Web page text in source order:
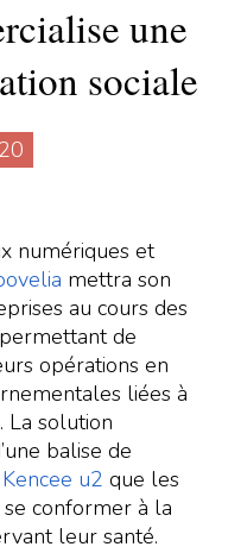
une
sociale
numériques et
mettra son
au cours des
de
opérations en
liées à
La solution
balise de
Kencee u2 que les
conformer à la
leur santé.